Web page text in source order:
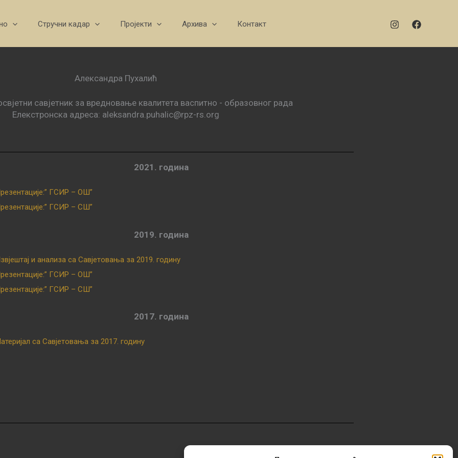
Стручни кадар Пројекти Архива Контакт
Александра Пухалић
савјетник за вредновање квалитета васпитно - образовног рада
Елекстронска адреса: aleksandra.puhalic@rpz-rs.org
2021. година
ГСИР – ОШ”
ГСИР – СШ”
2019. година
и анализа са Савјетовања за 2019. годину
ГСИР – ОШ”
ГСИР – СШ”
2017. година
са Савјетовања за 2017. годину